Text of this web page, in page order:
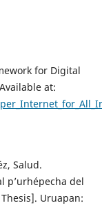
for Digital
at:
Salud.
p’urhépecha del
Uruapan: